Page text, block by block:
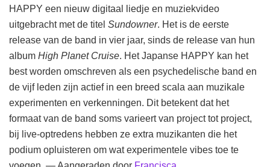
HAPPY een nieuw digitaal liedje en muziekvideo
uitgebracht met de titel Sundowner. Het is de eerste
release van de band in vier jaar, sinds de release van hun
album High Planet Cruise. Het Japanse HAPPY kan het
best worden omschreven als een psychedelische band en
de vijf leden zijn actief in een breed scala aan muzikale
experimenten en verkenningen. Dit betekent dat het
formaat van de band soms varieert van project tot project,
bij live-optredens hebben ze extra muzikanten die het
podium opluisteren om wat experimentele vibes toe te